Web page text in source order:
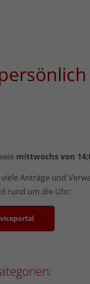
mittwochs von
Anträge und
rund um die Uhr: